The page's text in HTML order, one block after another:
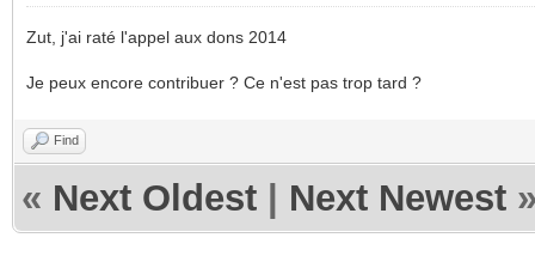
Zut, j'ai raté l'appel aux dons 2014
Je peux encore contribuer ? Ce n'est pas trop tard ?
Find
« Next Oldest Next Newest